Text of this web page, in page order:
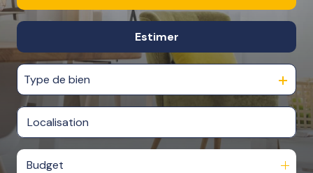
AGENCE
NOS
HONORAIRES
Estimer
Type de bien
Budget